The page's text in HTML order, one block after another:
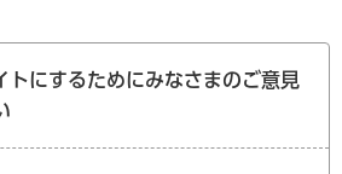
トにするためにみなさまのご意見